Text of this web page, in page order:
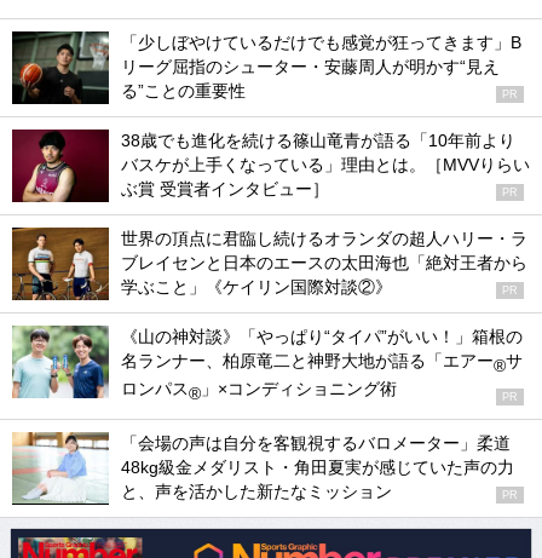
「少しぼやけているだけでも感覚が狂ってきます」B
リーグ屈指のシューター・安藤周人が明かす“見え
る”ことの重要性
PR
38歳でも進化を続ける篠山竜青が語る「10年前より
バスケが上手くなっている」理由とは。［MVVりらい
ぶ賞 受賞者インタビュー］
PR
世界の頂点に君臨し続けるオランダの超人ハリー・ラ
ブレイセンと日本のエースの太田海也「絶対王者から
学ぶこと」《ケイリン国際対談②》
PR
《山の神対談》「やっぱり“タイパ”がいい！」箱根の
名ランナー、柏原竜二と神野大地が語る「エアー®サ
ロンパス® 」×コンディショニング術 PR
「会場の声は自分を客観視するバロメーター」柔道
48kg級金メダリスト・角田夏実が感じていた声の力
と、声を活かした新たなミッション
PR